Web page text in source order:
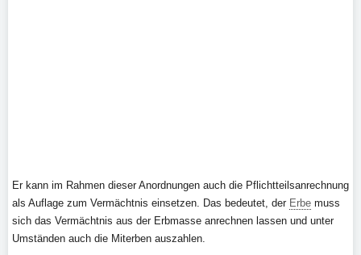
Er kann im Rahmen dieser Anordnungen auch die Pflichtteilsanrechnung
als Auflage zum Vermächtnis einsetzen. Das bedeutet, der Erbe muss
sich das Vermächtnis aus der Erbmasse anrechnen lassen und unter
Umständen auch die Miterben auszahlen.